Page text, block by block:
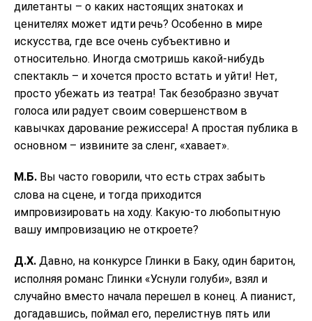
дилетанты – о каких настоящих знатоках и
ценителях может идти речь? Особенно в мире
искусства, где все очень субъективно и
относительно. Иногда смотришь какой-нибудь
спектакль – и хочется просто встать и уйти! Нет,
просто убежать из театра! Так безобразно звучат
голоса или радует своим совершенством в
кавычках дарование режиссера! А простая публика в
основном – извините за сленг, «хавает».
М.Б. Вы часто говорили, что есть страх забыть
слова на сцене, и тогда приходится
импровизировать на ходу. Какую-то любопытную
вашу импровизацию не откроете?
Д.Х. Давно, на конкурсе Глинки в Баку, один баритон,
исполняя романс Глинки «Уснули голуби», взял и
случайно вместо начала перешел в конец. А пианист,
догадавшись, поймал его, перелистнув пять или